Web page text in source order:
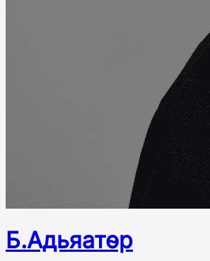
Б.Адьяатөр